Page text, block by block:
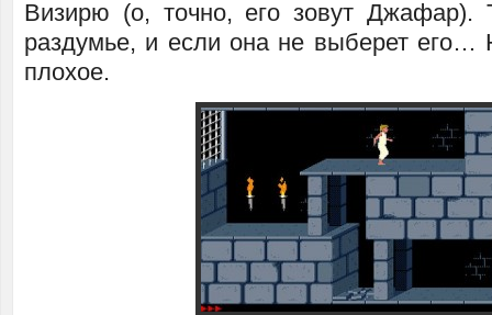
Визирю (о, точно, его зовут Джафар).
раздумье, и если она не выберет его…
плохое.